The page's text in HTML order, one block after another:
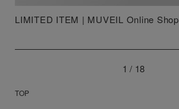
LIMITED ITEM | MUVEIL Online Shop
1 / 18
TOP